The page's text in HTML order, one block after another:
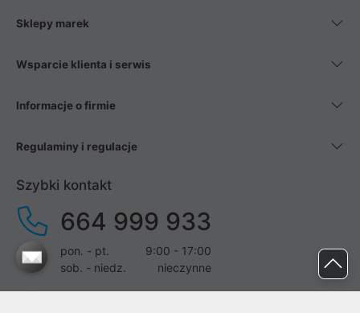
Sklepy marek
Wsparcie klienta i serwis
Informacje o firmie
Regulaminy i regulacje
Szybki kontakt
664 999 933
pon. - pt.
9:00 - 17:00
sob. - niedz.
nieczynne